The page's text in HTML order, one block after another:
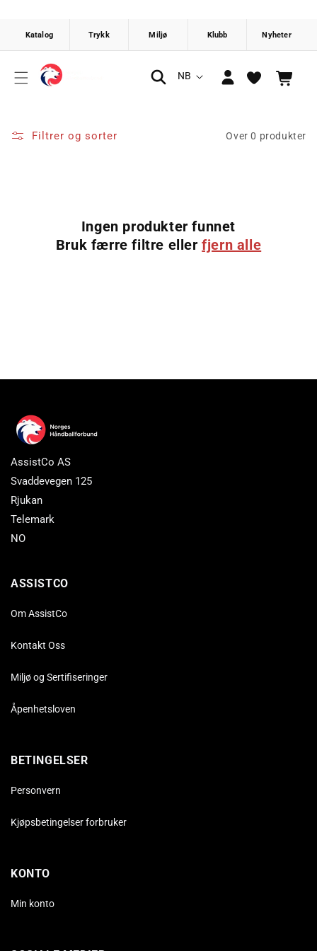
innholdet
S
NB
inn
Handlekurv
Filtrer og sorter Over 0 produkter
Ingen produkter funnet
Bruk færre filtre ellerfjern alle
AssistCo AS
Svaddevegen 125
Rjukan
Telemark
NO
ASSISTCO
Om AssistCo
Kontakt Oss
Miljø og Sertifiseringer
Åpenhetsloven
BETINGELSER
Personvern
Kjøpsbetingelser forbruker
KONTO
Min konto